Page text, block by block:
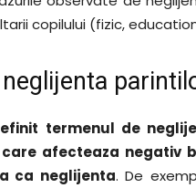
copilului (fizic,
termenul de
care afecteaza negativ
ca neglijenta. De